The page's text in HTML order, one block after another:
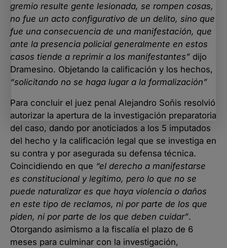
gremio resulte gente lesionada, se rompen cosas,
no fue un acto configurativo de un delito, sino que
fue una consecuencia de una manifestación, que
ante la presencia policial generalmente en estos
casos tiende a reprimir a los manifestantes” dijo
Dramesino. Objetando la calificación y los hechos,
“solicitando no se haga lugar a la formalización”
Para concluir el juez penal Alejandro Soñis resolvió
autorizar la apertura de la investigación preparatoria
del caso, dando por anoticiados a los 5 imputados
del hecho y la calificación legal que se investiga en
su contra y por asegurada su defensa técnica.
Coincidiendo en que “el derecho a manifestarse
es constitucional y legítimo, pero lo que no se
puede naturalizar es que haya violencia o daños
en este tipo de reclamos, ni por parte de los que
piden, ni por parte de los que deben cuidar”.
Otorgando asimismo a la fiscalía el plazo de 6
meses para culminar con la investigación,